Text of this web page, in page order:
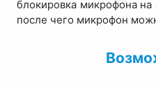
блокировка микрофона на
после чего микрофон